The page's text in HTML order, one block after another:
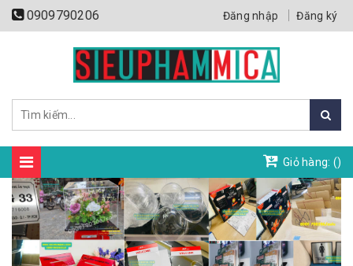
0909790206 Đăng nhập Đăng ký
Giỏ hàng: ()